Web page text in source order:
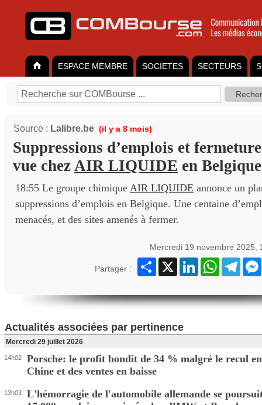
ESPACE MEMBRE SOCIETES SECTEURS
Source : Lalibre.be (il y a 8 mois)
Suppressions d’emplois et
vue chez AIR LIQUIDE en Belgique
18:55 Le groupe chimique AIR LIQUIDE annonce un
suppressions d’emplois en Belgique. Une centaine
menacés, et des sites amenés à fermer.
Mercredi 19 novembre 2025,
Partager :
Partager
X LinkedInWhatsApp
Actualités associées par pertinence
Mercredi 29 juillet 2026
14h02
Porsche: le profit bondit de 34 % malgré le recul en
Chine et des ventes en baisse
13h03
L'hémorragie de l'automobile allemande se